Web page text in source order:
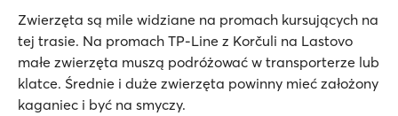
Zwierzęta są mile widziane na promach kursujących na
tej trasie. Na promach TP-Line z Korčuli na Lastovo
małe zwierzęta muszą podróżować w transporterze lub
klatce. Średnie i duże zwierzęta powinny mieć założony
kaganiec i być na smyczy.